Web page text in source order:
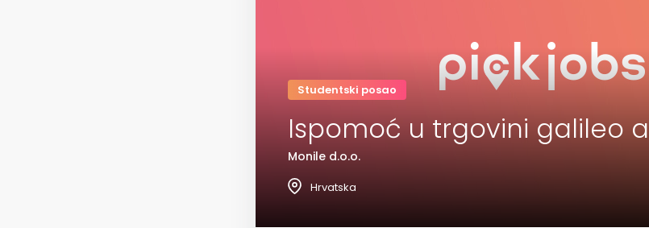
Studentski posao
Ispomoć u trgovini galileo
Monile d.o.o.
Hrvatska